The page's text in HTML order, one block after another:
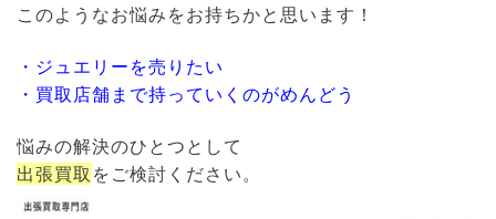
このようなお悩みをお持ちかと思います！
・ジュエリーを売りたい
・買取店舗まで持っていくのがめんどう
悩みの解決のひとつとして
出張買取 をご検討ください。